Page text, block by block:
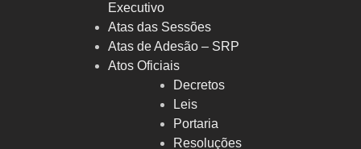
Executivo
Atas das Sessões
Atas de Adesão – SRP
Atos Oficiais
Decretos
Leis
Portaria
Resoluções